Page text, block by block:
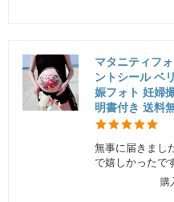
マタニティフ
ントシール ベ
娠フォト 妊婦
明書付き 送料
無事に届きまし
で嬉しかったで